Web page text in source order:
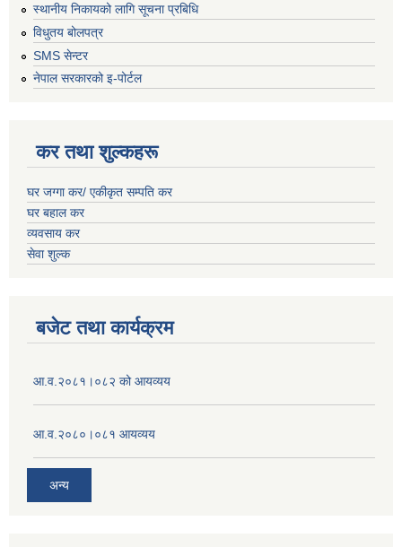
स्थानीय निकायको लागि सूचना प्रबिधि
विधुतय बोलपत्र
SMS सेन्टर
नेपाल सरकारको इ-पोर्टल
कर तथा शुल्कहरू
घर जग्गा कर/ एकीकृत सम्पति कर
घर बहाल कर
व्यवसाय कर
सेवा शुल्क
बजेट तथा कार्यक्रम
आ.व.२०८१।०८२ को आयव्यय
आ.व.२०८०।०८१ आयव्यय
अन्य